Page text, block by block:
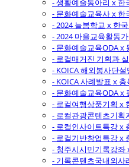
- 생활예술동아리 x 한
- 문화예술교육사 x 한
- 2024 늘봄학교 x 한
- 2024 마을교육활동
- 문화예술교육ODA x
- 로컬매거진 기획과
- KOICA 해외봉사단
- KOICA 사례발표 x
- 문화예술교육ODA x
- 로컬여행상품기획 x
- 로컬관광콘텐츠기획
- 로컬인사이트특강 x
- 로컬기반창업특강 x
- 청주시시민기록강좌
- 기록콘텐츠국내외사